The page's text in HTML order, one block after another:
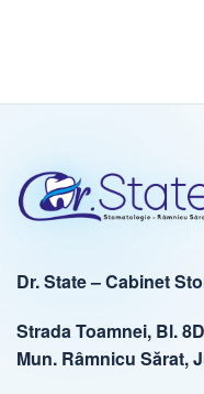
Dr. State – Cabinet
Strada Toamnei, Bl.
Mun. Râmnicu Sărat,